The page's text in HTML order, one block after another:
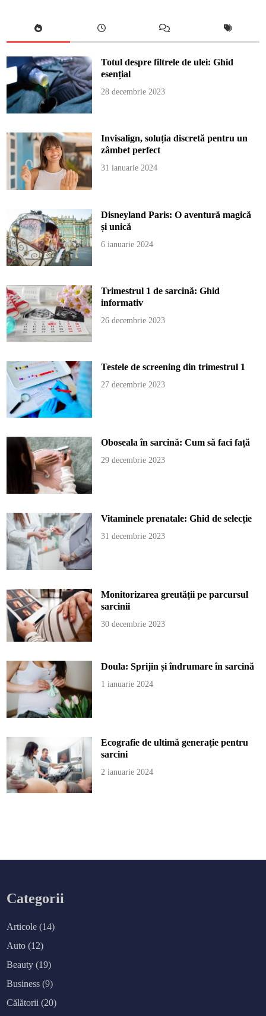
Totul despre filtrele de ulei: Ghid
esențial
28 decembrie 2023
Invisalign, soluția discretă pentru un
zâmbet perfect
31 ianuarie 2024
Disneyland Paris: O aventură magică
și unică
6 ianuarie 2024
Trimestrul 1 de sarcină: Ghid
informativ
26 decembrie 2023
Testele de screening din trimestrul 1
27 decembrie 2023
Oboseala în sarcină: Cum să faci față
29 decembrie 2023
Vitaminele prenatale: Ghid de selecție
31 decembrie 2023
Monitorizarea greutății pe parcursul
sarcinii
30 decembrie 2023
Doula: Sprijin și îndrumare în sarcină
1 ianuarie 2024
Ecografie de ultimă generație pentru
sarcini
2 ianuarie 2024
Categorii
Articole (14)
Auto (12)
Beauty (19)
Business (9)
Călătorii (20)